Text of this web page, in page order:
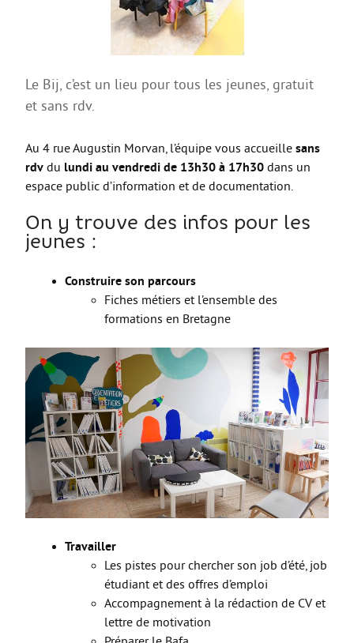
Créer mon projet
EMPLOI
Préparer sa candidature
Chercher un job
Qui peut m’accompagner ?
Les offres
ETUDES / FORMATION
Les stages
L’alternance
Bafa et animation
La formation continue
Métiers en uniforme
Année de Césure
Préparer son départ
Stages, Études, Formations
Le Bij, c’est un lieu pour tous les jeunes, gratuit
et sans rdv.
Au 4 rue Augustin Morvan, l’équipe vous accueille sans
rdv du lundi au vendredi de 13h30 à 17h30 dans un
espace public d’information et de documentation.
On y trouve des infos pour les
jeunes :
Construire son parcours
Fiches métiers et l’ensemble des
formations en Bretagne
Travailler
Les pistes pour chercher son job d’été, job
étudiant et des offres d’emploi
Accompagnement à la rédaction de CV et
lettre de motivation